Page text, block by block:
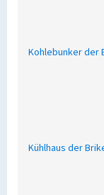
Kohlebunker der
Kühlhaus der